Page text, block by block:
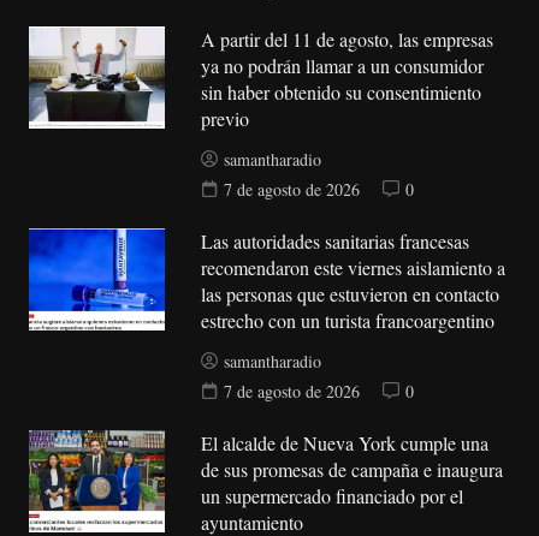
A partir del 11 de agosto, las empresas
ya no podrán llamar a un consumidor
sin haber obtenido su consentimiento
previo
samantharadio
7 de agosto de 2026
0
Las autoridades sanitarias francesas
recomendaron este viernes aislamiento a
las personas que estuvieron en contacto
estrecho con un turista francoargentino
samantharadio
7 de agosto de 2026
0
El alcalde de Nueva York cumple una
de sus promesas de campaña e inaugura
un supermercado financiado por el
ayuntamiento